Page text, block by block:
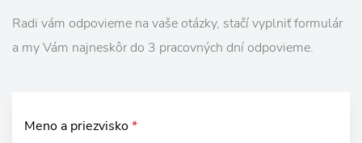
Radi vám odpovieme na vaše otázky, stačí vyplniť formulár
a my Vám najneskôr do 3 pracovných dní odpovieme.
Meno a priezvisko*